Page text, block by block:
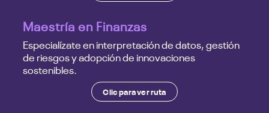
Maestría en Finanzas
Especialízate en interpretación de datos, gestión
de riesgos y adopción de innovaciones
sostenibles.
Clic para ver ruta